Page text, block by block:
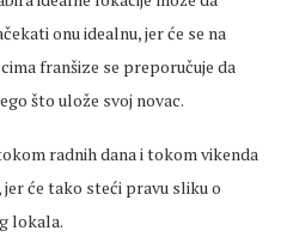
onu idealnu, jer će se na
franšize se preporučuje da
što ulože svoj novac.
radnih dana i tokom vikenda
će tako steći pravu sliku o
lokala.